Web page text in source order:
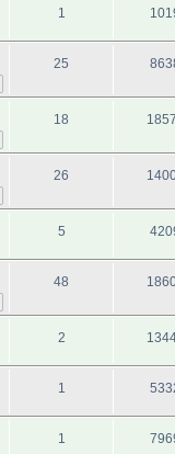
1
25
18
26
5
48
2
1
1